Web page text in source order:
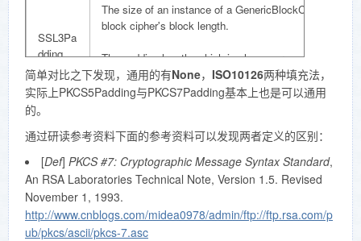
SSL3Pa
dding
The size of an instance of a GenericBlockCipher must
block cipher's block length.
The padding length, which is always present,
which implies that if:
sizeof(content) + sizeof(MAC) %
padding has to be (block_length - 1) bytes long,
This make the padding scheme similar (but not quite)
where the padding length is encoded in the padding
block_length). With the SSL scheme, the
the always presentpadding_length
from 0 to block_length-1.
简单对比之下发现，通用的有None， ISO10126两种填充法，
实际上PKCS5Padding与PKCS7Padding基本上也是可以通用
的。
通过研读参考资料下面的参考资料可以发现两者定义的区别：
[Def] PKCS #7: Cryptographic Message Syntax Standard,
An RSA Laboratories Technical Note, Version 1.5. Revised
November 1, 1993.
http://www.cnblogs.com/midea0978/admin/ftp://ftp.rsa.com/p
ub/pkcs/ascii/pkcs-7.asc